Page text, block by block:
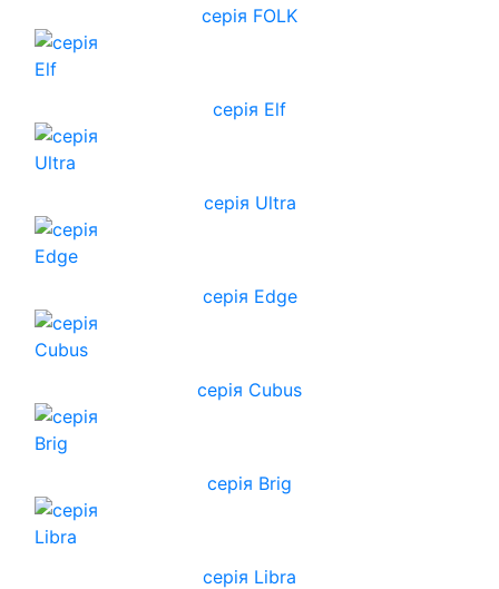
серія FOLK
серія Elf
серія Ultra
серія Edge
серія Cubus
серія Brig
серія Libra